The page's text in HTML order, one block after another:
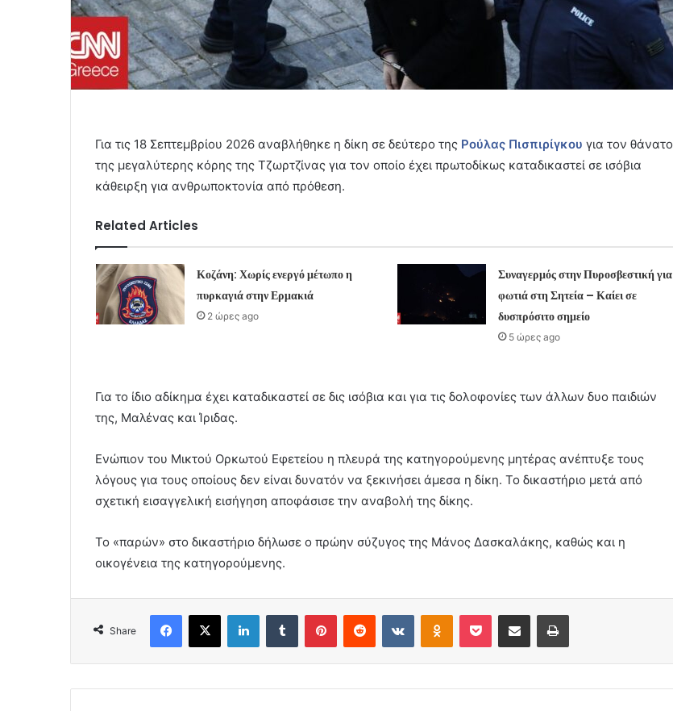
Για τις 18 Σεπτεμβρίου 2026 αναβλήθηκε η δίκη σε δεύτερο της Ρούλας Πισπιρίγκου για τον θάνατο
της μεγαλύτερης κόρης της Τζωρτζίνας για τον οποίο έχει πρωτοδίκως καταδικαστεί σε ισόβια
κάθειρξη για ανθρωποκτονία από πρόθεση.
Related Articles
Κοζάνη: Χωρίς ενεργό μέτωπο η
πυρκαγιά στην Ερμακιά
2 ώρες ago
Συναγερμός στην Πυροσβεστική για
φωτιά στη Σητεία – Καίει σε
δυσπρόσιτο σημείο
5 ώρες ago
Για το ίδιο αδίκημα έχει καταδικαστεί σε δις ισόβια και για τις δολοφονίες των άλλων δυο παιδιών
της, Μαλένας και Ίριδας.
Ενώπιον του Μικτού Ορκωτού Εφετείου η πλευρά της κατηγορούμενης μητέρας ανέπτυξε τους
λόγους για τους οποίους δεν είναι δυνατόν να ξεκινήσει άμεσα η δίκη. Το δικαστήριο μετά από
σχετική εισαγγελική εισήγηση αποφάσισε την αναβολή της δίκης.
Το «παρών» στο δικαστήριο δήλωσε ο πρώην σύζυγος της Μάνος Δασκαλάκης, καθώς και η
οικογένεια της κατηγορούμενης.
Share
Facebook
X LinkedInTumblr PinterestReddit VKontakteOdnoklassniki
Pocket Share via Email Print